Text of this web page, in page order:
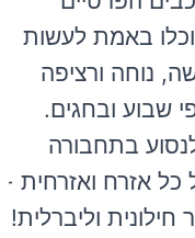
באמת לעשות
נוחה ורציפה
שבוע ובחגים.
בתחבורה
כל אזרח ואזרחית -
וליברלית!